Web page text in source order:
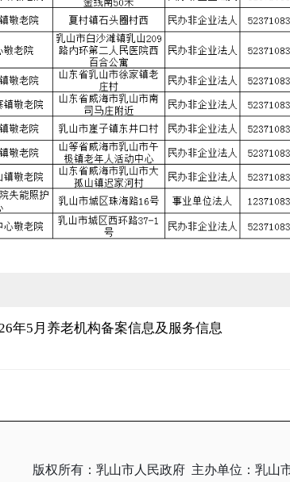
年5月养老机构备案信息及服务信息
版权所有：乳山市人民政府 主办单位：乳山